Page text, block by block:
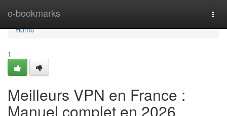
e-bookmarks
Home
Home
1
Meilleurs VPN en France :
Manuel complet en 2026